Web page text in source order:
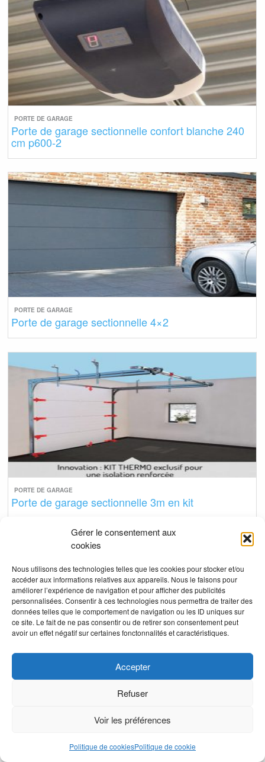
Gérer le consentement aux
cookies
Nous utilisons des technologies telles que les cookies pour stocker et/ou
accéder aux informations relatives aux appareils. Nous le faisons pour
améliorer l’expérience de navigation et pour afficher des publicités
personnalisées. Consentir à ces technologies nous permettra de traiter des
données telles que le comportement de navigation ou les ID uniques sur
ce site. Le fait de ne pas consentir ou de retirer son consentement peut
avoir un effet négatif sur certaines fonctonnalités et caractéristiques.
Accepter
Refuser
Voir les préférences
Politique de cookiesPolitique de cookie
PORTE DE GARAGE
Porte de garage sectionnelle confort blanche 240
cm p600-2
PORTE DE GARAGE
Porte de garage sectionnelle 4×2
PORTE DE GARAGE
Porte de garage sectionnelle 3m en kit
Porte de garage ouverture sectionnelle